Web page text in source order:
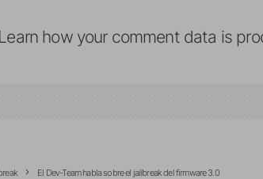
Learn how your comment data is
El Dev-Team habla sobre el jailbreak del firmware 3.0